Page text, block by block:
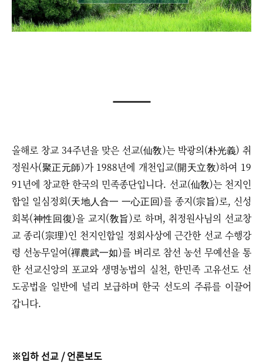
올해로 창교 34주년을 맞은 선교(仙敎)는 박광의(朴光義) 취
정원사(聚正元師)가 1988년에 개천입교(開天立敎)하여 19
91년에 창교한 한국의 민족종단입니다. 선교(仙敎)는 천지인
합일 일심정회(天地人合一 一心正回)를 종지(宗旨)로, 신성
회복(神性回復)을 교지(敎旨)로 하며, 취정원사님의 선교창
교 종리(宗理)인 천지인합일 정회사상에 근간한 선교 수행강
령 선농무일여(禪農武一如)를 벼리로 참선 농선 무예선을 통
한 선교신앙의 포교와 생명농법의 실천, 한민족 고유선도 선
도공법을 일반에 널리 보급하며 한국 선도의 주류를 이끌어
갑니다.
※입하 선교 / 언론보도